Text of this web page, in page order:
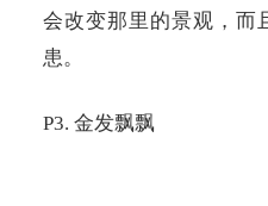
会改变那里的景观，而
患。
P3. 金发飘飘